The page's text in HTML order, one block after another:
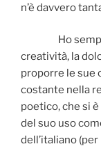
n’è davvero
Ho sempre
creatività, la
proporre le sue
costante nella
poetico, che si
del suo uso
dell’italiano